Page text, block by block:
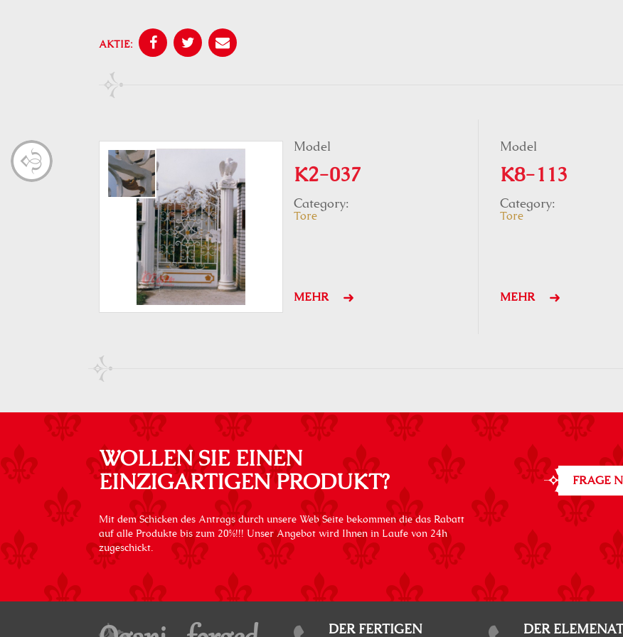
AKTIE:
Model
K2-037
Category:
Tore
MEHR
Model
K8-113
Category:
Tore
MEHR
WOLLEN SIE EINEN
EINZIGARTIGEN PRODUKT?
Mit dem Schicken des Antrags durch unsere Web Seite bekommen die das Rabatt
auf alle Produkte bis zum 20%!!! Unser Angebot wird Ihnen in Laufe von 24h
zugeschickt.
FRAGE
DER FERTIGEN DER